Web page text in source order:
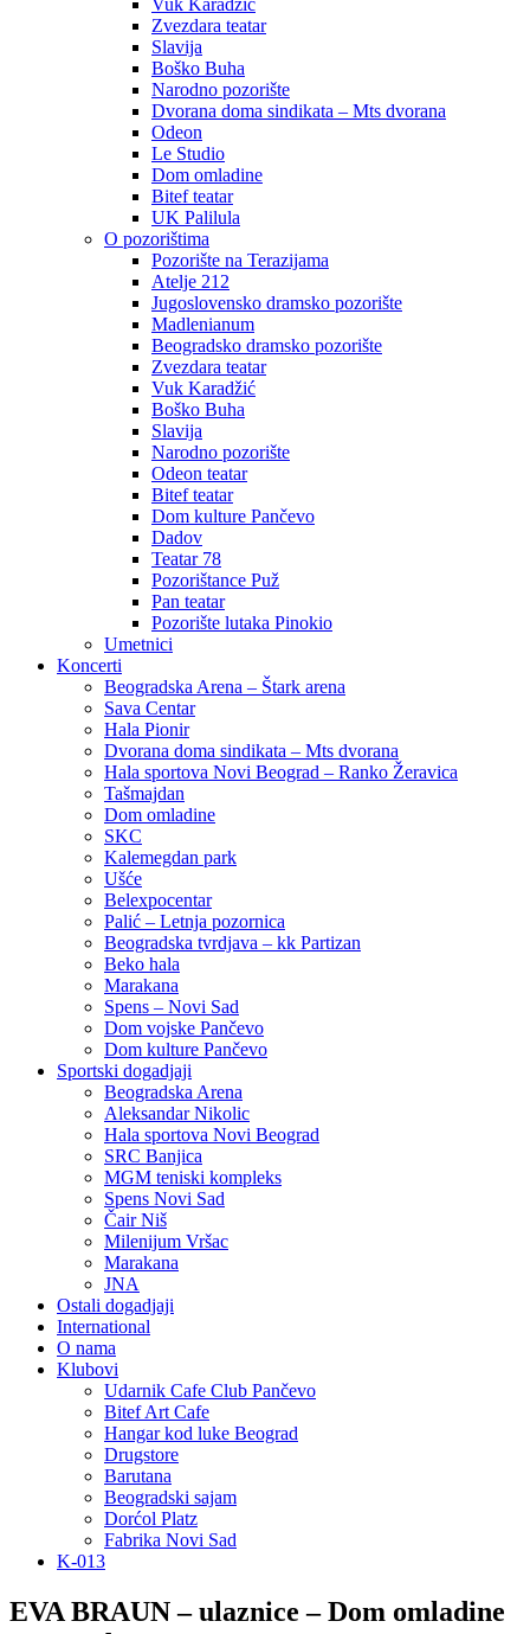
Vuk Karadzić
Zvezdara teatar
Slavija
Boško Buha
Narodno pozorište
Dvorana doma sindikata – Mts dvorana
Odeon
Le Studio
Dom omladine
Bitef teatar
UK Palilula
O pozorištima
Pozorište na Terazijama
Atelje 212
Jugoslovensko dramsko pozorište
Madlenianum
Beogradsko dramsko pozorište
Zvezdara teatar
Vuk Karadžić
Boško Buha
Slavija
Narodno pozorište
Odeon teatar
Bitef teatar
Dom kulture Pančevo
Dadov
Teatar 78
Pozorištance Puž
Pan teatar
Pozorište lutaka Pinokio
Umetnici
Koncerti
Beogradska Arena – Štark arena
Sava Centar
Hala Pionir
Dvorana doma sindikata – Mts dvorana
Hala sportova Novi Beograd – Ranko Žeravica
Tašmajdan
Dom omladine
SKC
Kalemegdan park
Ušće
Belexpocentar
Palić – Letnja pozornica
Beogradska tvrdjava – kk Partizan
Beko hala
Marakana
Spens – Novi Sad
Dom vojske Pančevo
Dom kulture Pančevo
Sportski dogadjaji
Beogradska Arena
Aleksandar Nikolic
Hala sportova Novi Beograd
SRC Banjica
MGM teniski kompleks
Spens Novi Sad
Čair Niš
Milenijum Vršac
Marakana
JNA
Ostali dogadjaji
International
O nama
Klubovi
Udarnik Cafe Club Pančevo
Bitef Art Cafe
Hangar kod luke Beograd
Drugstore
Barutana
Beogradski sajam
Dorćol Platz
Fabrika Novi Sad
K-013
EVA BRAUN – ulaznice – Dom omladine